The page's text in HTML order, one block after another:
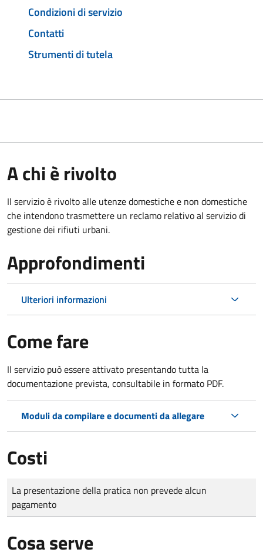
Condizioni di servizio
Contatti
Strumenti di tutela
A chi è rivolto
Il servizio è rivolto alle utenze domestiche e non domestiche
che intendono trasmettere un reclamo relativo al servizio di
gestione dei rifiuti urbani.
Approfondimenti
Ulteriori informazioni
Come fare
Il servizio può essere attivato presentando tutta la
documentazione prevista, consultabile in formato PDF.
Moduli da compilare e documenti da allegare
Costi
Tipo di pagamento
Importo
La presentazione della pratica non prevede alcun
pagamento
Cosa serve